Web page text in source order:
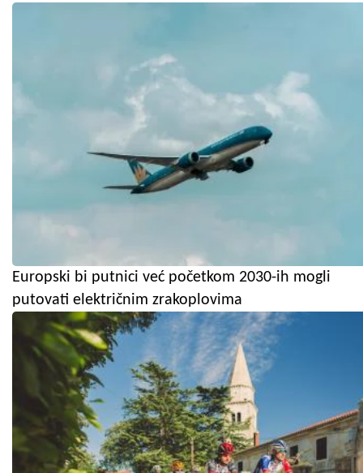
Europski bi putnici već početkom 2030-ih mogli
putovati električnim zrakoplovima